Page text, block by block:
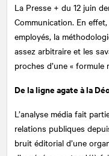
La Presse + du 12 juin
Communication. En
employés, la
assez arbitraire et les
proches d’une « formule
De la ligne agate à la
L’analyse média fait
relations publiques
bruit éditorial d’une